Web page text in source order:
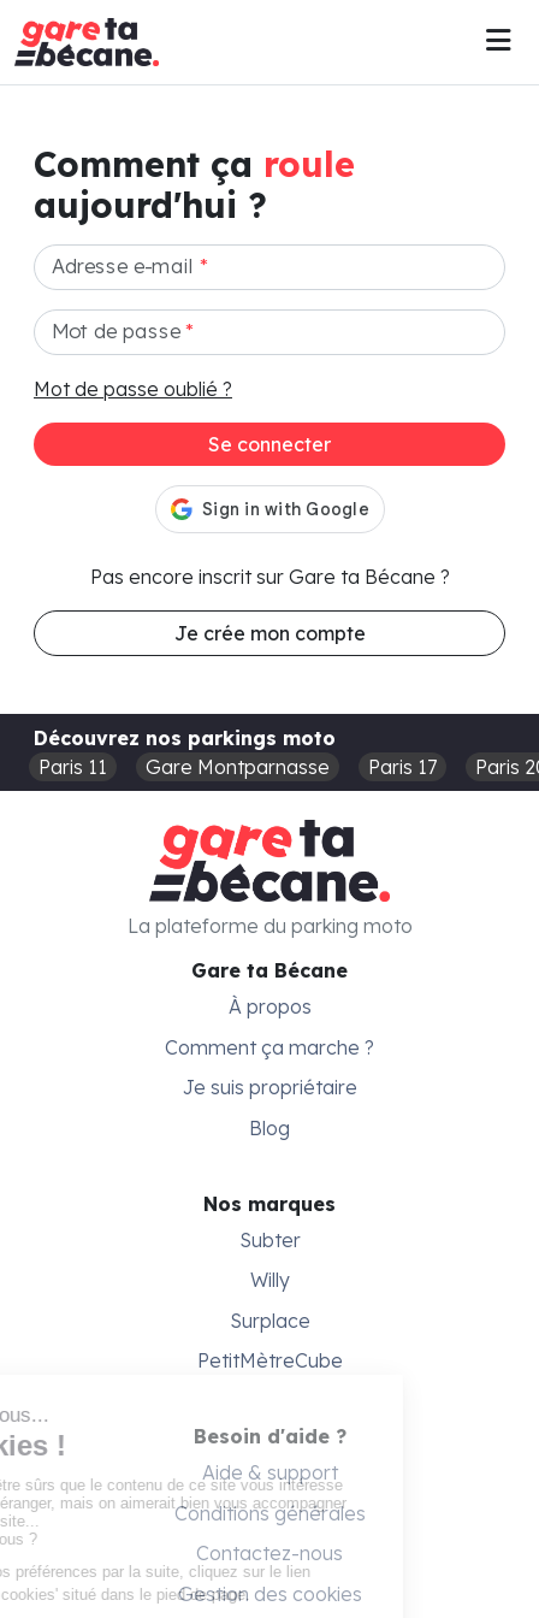
Comment ça roule
aujourd'hui ?
Adresse e-mail *
Mot de passe*
Mot de passe oublié ?
Se connecter
Pas encore inscrit sur Gare ta Bécane ?
Je crée mon compte
Découvrez nos parkings moto
Paris 11
Gare Montparnasse Paris 17 Paris
Gare ta Bécane
À propos
Comment ça marche ?
Je suis propriétaire
Blog
Nos marques
Subter
Willy
Surplace
PetitMètreCube
Besoin d'aide ?
Aide & support
Conditions générales
Contactez-nous
Gestion des cookies
La plateforme du parking moto